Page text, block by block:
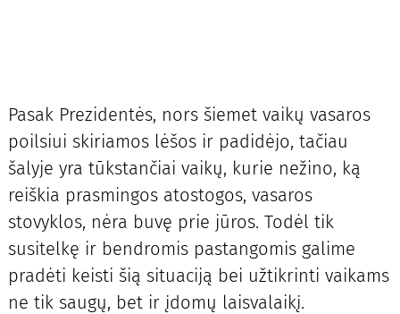
Pasak Prezidentės, nors šiemet vaikų vasaros
poilsiui skiriamos lėšos ir padidėjo, tačiau
šalyje yra tūkstančiai vaikų, kurie nežino, ką
reiškia prasmingos atostogos, vasaros
stovyklos, nėra buvę prie jūros. Todėl tik
susitelkę ir bendromis pastangomis galime
pradėti keisti šią situaciją bei užtikrinti vaikams
ne tik saugų, bet ir įdomų laisvalaikį.